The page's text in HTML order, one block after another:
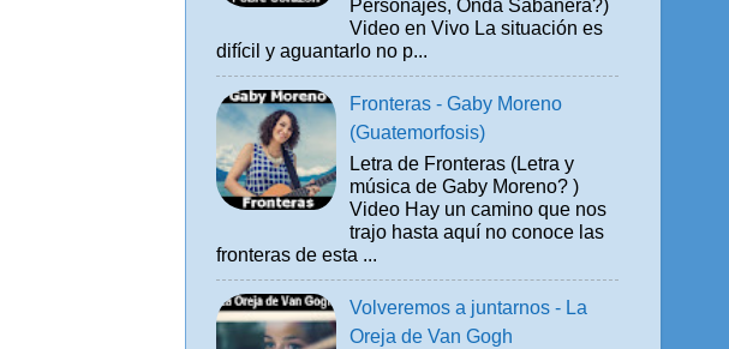
Personajes, Onda Sabanera?)
Video en Vivo La situación es
difícil y aguantarlo no p...
Fronteras - Gaby Moreno
(Guatemorfosis)
Letra de Fronteras (Letra y
música de Gaby Moreno? )
Video Hay un camino que nos
trajo hasta aquí no conoce las
fronteras de esta ...
Volveremos a juntarnos - La
Oreja de Van Gogh